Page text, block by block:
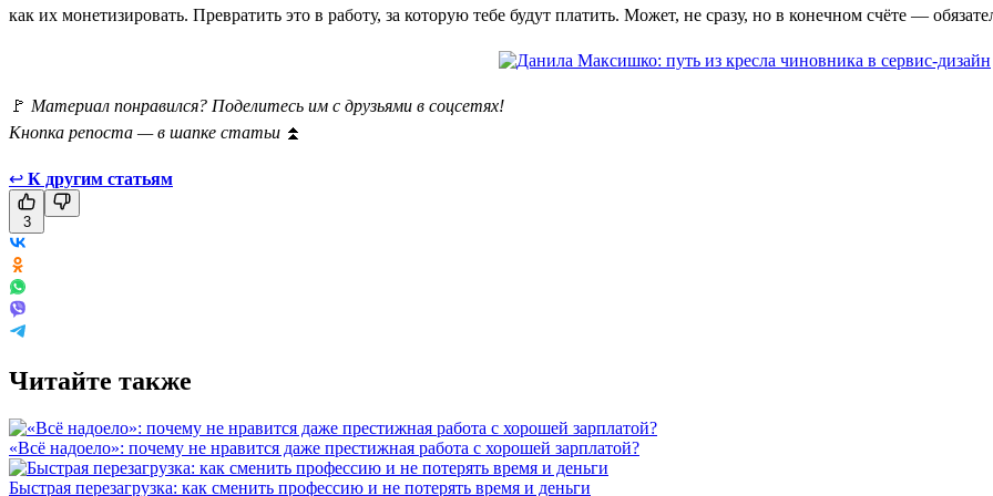
как их монетизировать. Превратить это в работу, за которую тебе будут платить. Может, не сразу, но в конечном счёте —
🚩 Материал понравился? Поделитесь им с друзьями в соцсетях!
Кнопка репоста — в шапке статьи ⏫
↩ К другим статьям
3
Читайте также
«Всё надоело»: почему не нравится даже престижная работа с хорошей зарплатой?
Быстрая перезагрузка: как сменить профессию и не потерять время и деньги